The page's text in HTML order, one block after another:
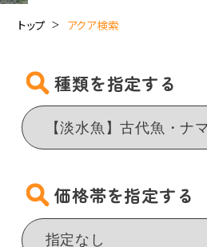
トップ アクア検索
種類を指定する
価格帯を指定する